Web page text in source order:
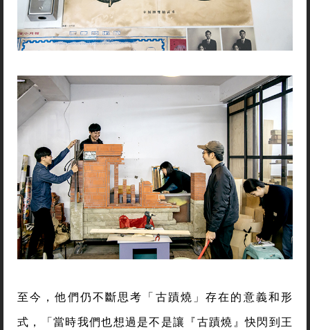
至今，他們仍不斷思考「古蹟燒」存在的意義和形
式，「當時我們也想過是不是讓『古蹟燒』快閃到王